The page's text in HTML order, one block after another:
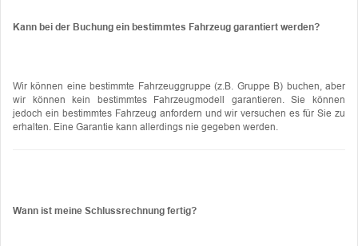
Kann bei der Buchung ein bestimmtes Fahrzeug garantiert werden?
Wir können eine bestimmte Fahrzeuggruppe (z.B. Gruppe B) buchen, aber
wir können kein bestimmtes Fahrzeugmodell garantieren. Sie können
jedoch ein bestimmtes Fahrzeug anfordern und wir versuchen es für Sie zu
erhalten. Eine Garantie kann allerdings nie gegeben werden.
Wann ist meine Schlussrechnung fertig?